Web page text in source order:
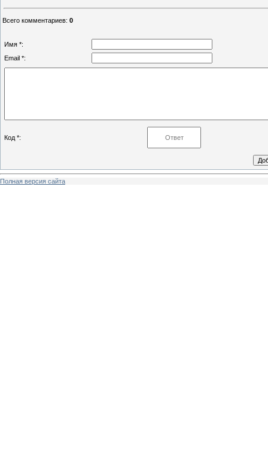
Всего комментариев: 0
Имя *:
Email *:
Код *:
Полная версия сайта